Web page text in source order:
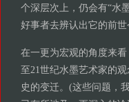
个深层次上，仍会有“水
好事者去辨认出它的前世
在一更为宏观的角度来
至21世纪水墨艺术家的
史的变迁。(这些问题，